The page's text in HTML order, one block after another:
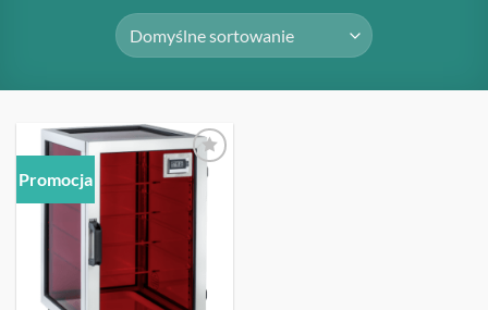
Promocja OBSERWUJ